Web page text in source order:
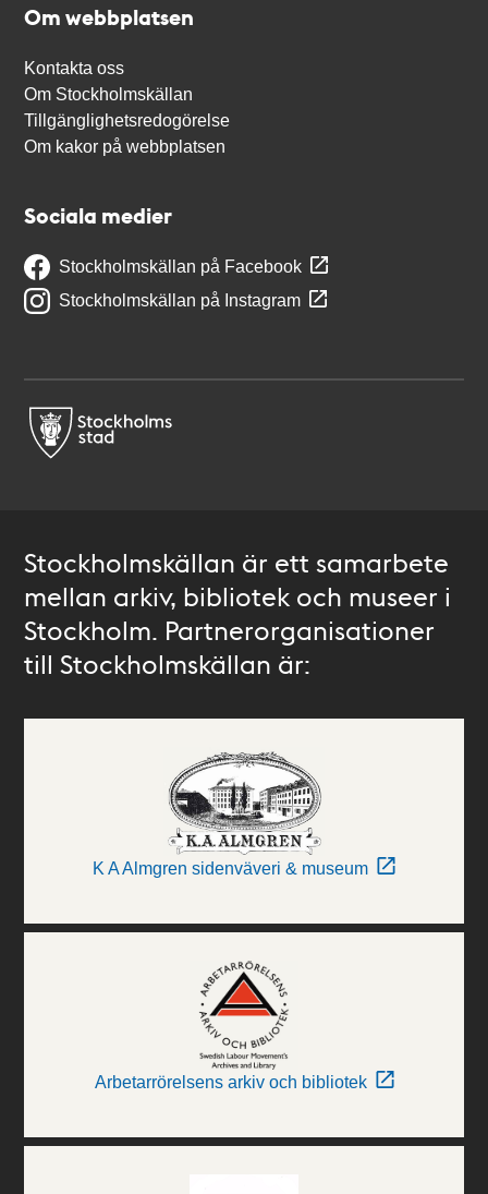
Om webbplatsen
Kontakta oss
Om Stockholmskällan
Tillgänglighetsredogörelse
Om kakor på webbplatsen
Sociala medier
Stockholmskällan på Facebook
Stockholmskällan på Instagram
Stockholmskällan är ett samarbete
mellan arkiv, bibliotek och museer i
Stockholm. Partnerorganisationer
till Stockholmskällan är:
K A Almgren sidenväveri & museum
Arbetarrörelsens arkiv och bibliotek